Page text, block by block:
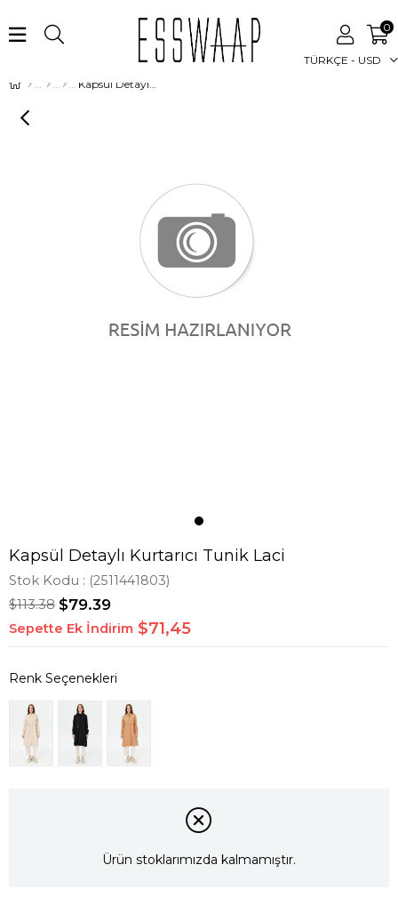
TÜRKÇE - USD
0
Kapsül Detaylı Kurtarıcı Tunik Laci
Kapsül Detaylı Kurtarıcı Tunik Laci
Stok Kodu (2511441803)
$113.38 $79.39
Sepette Ek İndirim $71,45
Ürün stoklarımızda kalmamıştır.